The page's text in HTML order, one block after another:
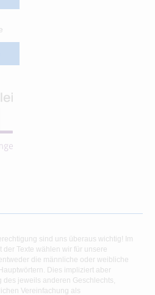
sind uns überaus wichtig! Im
Texte wählen wir für unsere
die männliche oder weibliche
Dies impliziert aber
jeweils anderen Geschlechts,
Vereinfachung als